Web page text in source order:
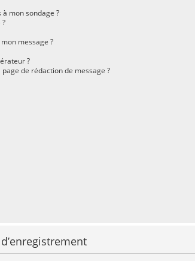
à mon sondage ?
message ?
?
de rédaction de message ?